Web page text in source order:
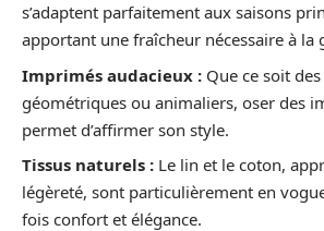
s’adaptent parfaitement aux saisons
apportant une fraîcheur nécessaire à la
Imprimés audacieux : Que ce soit
géométriques ou animaliers, oser des
permet d’affirmer son style.
Tissus naturels : Le lin et le coton,
légèreté, sont particulièrement en
fois confort et élégance.